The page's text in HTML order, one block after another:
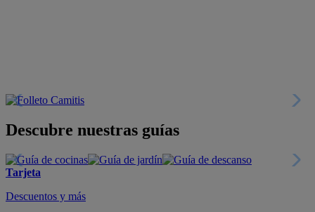
Descubre nuestras guías
Tarjeta
Descuentos y más